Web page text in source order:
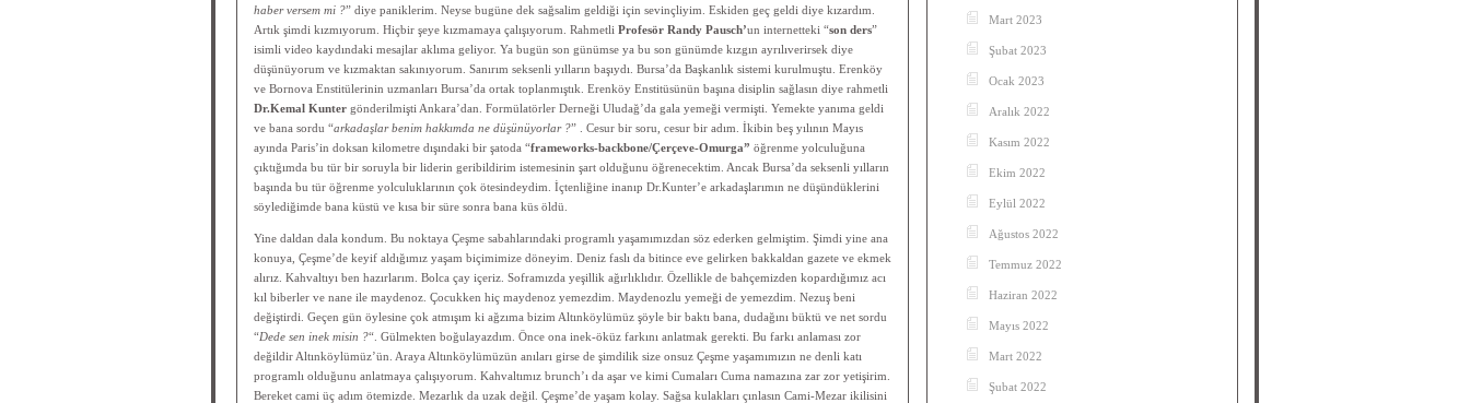
haber versem mi ?” diye paniklerim. Neyse bugüne dek sağsalim geldiği için sevinçliyim. Eskiden geç geldi diye kızardım.
Artık şimdi kızmıyorum. Hiçbir şeye kızmamaya çalışıyorum. Rahmetli Profesör Randy Pausch’un internetteki “son ders”
isimli video kaydındaki mesajlar aklıma geliyor. Ya bugün son günümse ya bu son günümde kızgın ayrılıverirsek diye
düşünüyorum ve kızmaktan sakınıyorum. Sanırım seksenli yılların başıydı. Bursa’da Başkanlık sistemi kurulmuştu. Erenköy
ve Bornova Enstitülerinin uzmanları Bursa’da ortak toplanmıştık. Erenköy Enstitüsünün başına disiplin sağlasın diye rahmetli
Dr.Kemal Kunter gönderilmişti Ankara’dan. Formülatörler Derneği Uludağ’da gala yemeği vermişti. Yemekte yanıma geldi
ve bana sordu “arkadaşlar benim hakkımda ne düşünüyorlar ?” . Cesur bir soru, cesur bir adım. İkibin beş yılının Mayıs
ayında Paris’in doksan kilometre dışındaki bir şatoda “frameworks-backbone/Çerçeve-Omurga” öğrenme yolculuğuna
çıktığımda bu tür bir soruyla bir liderin geribildirim istemesinin şart olduğunu öğrenecektim. Ancak Bursa’da seksenli yılların
başında bu tür öğrenme yolculuklarının çok ötesindeydim. İçtenliğine inanıp Dr.Kunter’e arkadaşlarımın ne düşündüklerini
söylediğimde bana küstü ve kısa bir süre sonra bana küs öldü.
Yine daldan dala kondum. Bu noktaya Çeşme sabahlarındaki programlı yaşamımızdan söz ederken gelmiştim. Şimdi yine ana
konuya, Çeşme’de keyif aldığımız yaşam biçimimize döneyim. Deniz faslı da bitince eve gelirken bakkaldan gazete ve ekmek
alırız. Kahvaltıyı ben hazırlarım. Bolca çay içeriz. Soframızda yeşillik ağırlıklıdır. Özellikle de bahçemizden kopardığımız acı
kıl biberler ve nane ile maydenoz. Çocukken hiç maydenoz yemezdim. Maydenozlu yemeği de yemezdim. Nezuş beni
değiştirdi. Geçen gün öylesine çok atmışım ki ağzıma bizim Altınköylümüz şöyle bir baktı bana, dudağını büktü ve net sordu
“Dede sen inek misin ?“. Gülmekten boğulayazdım. Önce ona inek-öküz farkını anlatmak gerekti. Bu farkı anlaması zor
değildir Altınköylümüz’ün. Araya Altınköylümüzün anıları girse de şimdilik size onsuz Çeşme yaşamımızın ne denli katı
programlı olduğunu anlatmaya çalışıyorum. Kahvaltımız brunch’ı da aşar ve kimi Cumaları Cuma namazına zar zor yetişirim.
Bereket cami üç adım ötemizde. Mezarlık da uzak değil. Çeşme’de yaşam kolay. Sağsa kulakları çınlasın Cami-Mezar ikilisini
Mart 2023
Şubat 2023
Ocak 2023
Aralık 2022
Kasım 2022
Ekim 2022
Eylül 2022
Ağustos 2022
Temmuz 2022
Haziran 2022
Mayıs 2022
Mart 2022
Şubat 2022